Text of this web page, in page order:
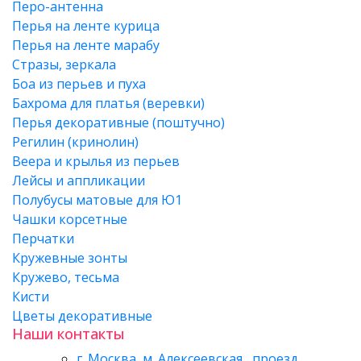
Перо-антенна
Перья на ленте курица
Перья на ленте марабу
Стразы, зеркала
Боа из перьев и пуха
Бахрома для платья (веревки)
Перья декоративные (поштучно)
Регилин (кринолин)
Веера и крылья из перьев
Лейсы и аппликации
Полубусы матовые для Ю1
Чашки корсетные
Перчатки
Кружевные зонты
Кружево, тесьма
Кисти
Цветы декоративные
Наши контакты